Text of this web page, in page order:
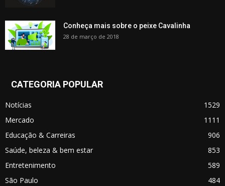
Conheça mais sobre o peixe Cavalinha
28 de março de 2018
CATEGORIA POPULAR
Notícias
1529
Mercado
1111
Educação & Carreiras
906
Saúde, beleza & bem estar
853
Entretenimento
589
São Paulo
484